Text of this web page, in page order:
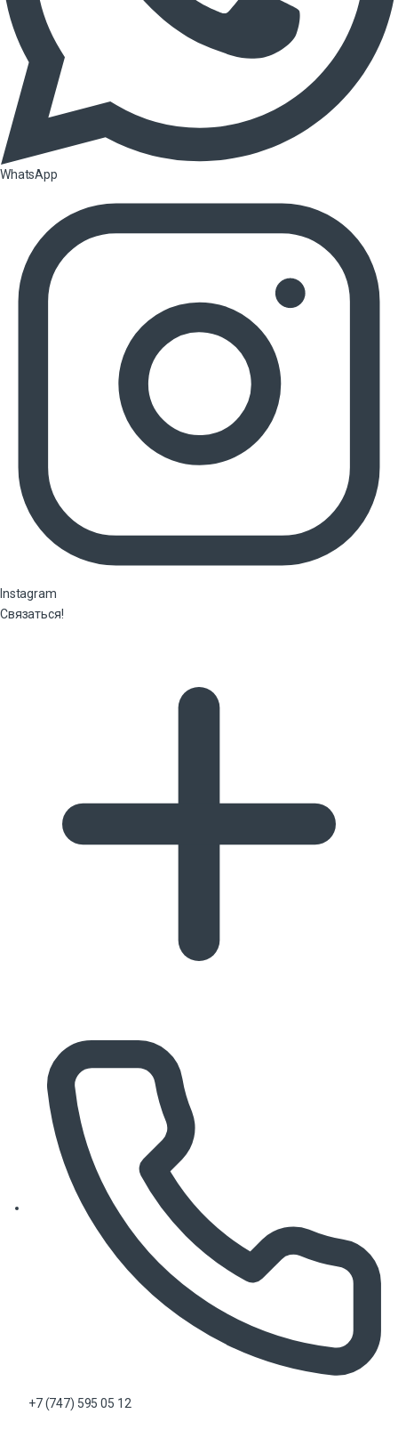
WhatsApp
Instagram
Связаться!
+7 (747) 595 05 12